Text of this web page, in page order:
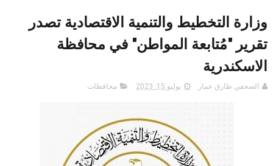
وزارة التخطيط والتنمية الاقتصادية تصدر
تقرير "مُتابعة المواطن" في محافظة
الاسكندرية
الصحفي طارق عمار يوليو 15, 2023 محافظات